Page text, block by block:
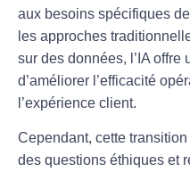
aux besoins spécifiques
les approches
sur des données, l’IA
d’améliorer l’efficacité
l’expérience client.
Cependant, cette
des questions éthiques et